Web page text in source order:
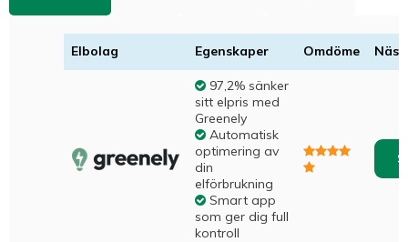
Elbolag Egenskaper Omdöme
97,2% sänker
sitt elpris med
Greenely
Automatisk
optimering av
din
elförbrukning
Smart app
som ger dig full
kontroll